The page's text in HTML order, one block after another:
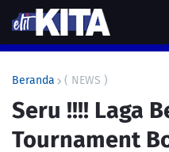
Beranda ( NEWS )
Seru !!!! Laga
Tournament